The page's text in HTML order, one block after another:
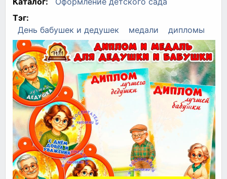
Тэг:
День бабушек и дедушек
медали дипломы